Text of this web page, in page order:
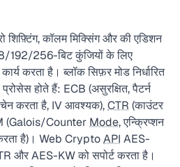
शिफ़्टिंग, कॉलम मिक्सिंग और की एडिशन
192/256-बिट कुंजियों के लिए
करता है। ब्लॉक सिफ़र मोड निर्धारित
होते हैं: ECB (असुरक्षित, पैटर्न
चेन करता है, IV आवश्यक),CTR (काउंटर
(Galois/Counter Mode, एन्क्रिप्शन
है)। Web CryptoAPI AES-
और AES-KW को सपोर्ट करता है।